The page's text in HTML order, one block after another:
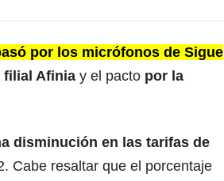
por los micrófonos de Sigue
filial Afinia y el pacto por la
disminución en las tarifas de
Cabe resaltar que el porcentaje